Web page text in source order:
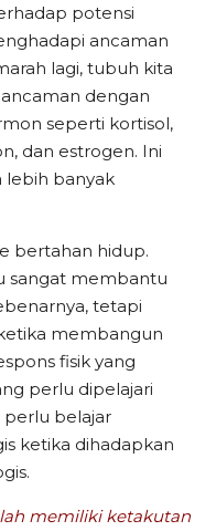
potensi
ancaman
lagi, tubuh kita
dengan
seperti kortisol,
dan estrogen. Ini
lebih banyak
bertahan hidup.
sangat membantu
tetapi
membangun
fisik yang
perlu dipelajari
perlu belajar
ketika dihadapkan
memiliki ketakutan